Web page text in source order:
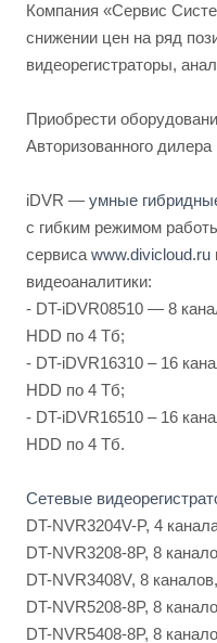
Компания «Сервис
снижении цен на ряд
видеорегистраторы,
Приобрести
Авторизованного
iDVR — умные
с гибким режимом
сервиса www.divicloud.ru
видеоаналитики:
- DT-iDVR08510 — 8
HDD по 4 Тб;
- DT-iDVR16310 – 16
HDD по 4 Тб;
- DT-iDVR16510 – 16
HDD по 4 Тб.
Сетевые
DT-NVR3204V-P, 4
DT-NVR3208-8P, 8
DT-NVR3408V, 8
DT-NVR5208-8P, 8
DT-NVR5408-8P, 8